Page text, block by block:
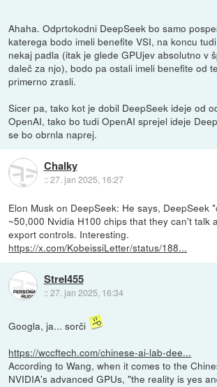
Ahaha. Odprtokodni DeepSeek bo samo
katerega bodo imeli benefite VSI, na koncu
nekaj padla (itak je glede GPUjev absolutno v
daleč za njo), bodo pa ostali imeli benefite od
primerno zrasli.
Sicer pa, tako kot je dobil DeepSeek ideje od
OpenAI, tako bo tudi OpenAI sprejel ideje
se bo obrnla naprej.
Chalky
::27. jan 2025, 16:27
Elon Musk on DeepSeek: He says, DeepSeek
~50,000 Nvidia H100 chips that they can't talk
export controls. Interesting.
https://x.com/KobeissiLetter/status/188...
Strel455
::27. jan 2025, 16:34
Googla, ja... sorči
https://wccftech.com/chinese-ai-lab-dee...
According to Wang, when it comes to the
NVIDIA's advanced GPUs, "the reality is yes